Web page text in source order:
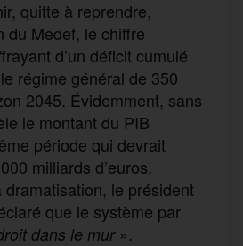
quitte à reprendre,
du Medef, le chiffre
d’un déficit cumulé
régime général de 350
2045. Évidemment, sans
le montant du PIB
période qui devrait
milliards d’euros.
dramatisation, le président
que le système par
dans le mur ».